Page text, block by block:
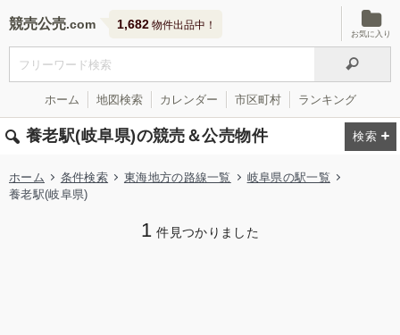
競売公売 1,682 物件出品中！
お気に入り
ホーム 地図検索 カレンダー 市区町村 ランキング
養老駅(岐阜県)の競売＆公売物件
ホーム 条件検索 東海地方の路線一覧
岐阜県の駅一覧
養老駅(岐阜県)
1 件見つかりました